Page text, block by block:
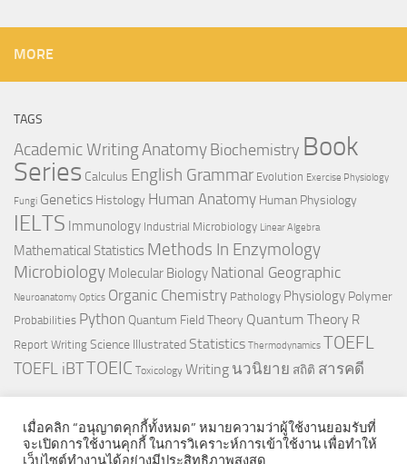
MORE
TAGS
Academic WritingAnatomyBiochemistry Book
Series Calculus English Grammar Evolution Exercise Physiology
Fungi Genetics Histology Human Anatomy Human Physiology
IELTS Immunology Industrial Microbiology Linear Algebra
Mathematical Statistics Methods In Enzymology
Microbiology Molecular Biology National Geographic
Neuroanatomy Optics Organic Chemistry Pathology Physiology Polymer
Probabilities Python Quantum Field Theory Quantum Theory R
Report Writing Science Illustrated Statistics Thermodynamics TOEFL
TOEFL iBTTOEIC Toxicology Writing นวนิยาย สถิติ สารคดี
เมื่อคลิก “อนุญาตคุกกี้ทั้งหมด” หมายความว่าผู้ใช้งานยอมรับที่
จะเปิดการใช้งานคุกกี้ ในการวิเคราะห์การเข้าใช้งาน เพื่อทำให้
เว็บไซต์ทำงานได้อย่างมีประสิทธิภาพสูงสุด